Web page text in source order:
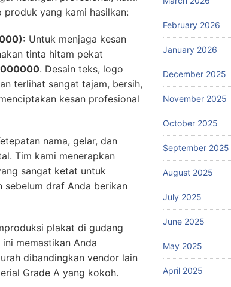
yang kami hasilkan:
Untuk menjaga kesan
tinta hitam pekat
. Desain teks, logo
terlihat sangat tajam, bersih,
kesan profesional
nama, gelar, dan
Tim kami menerapkan
sangat ketat untuk
sebelum draf Anda berikan
plakat di gudang
memastikan Anda
dibandingkan vendor lain
Grade A yang kokoh.
February 2026
January 2026
December 2025
November 2025
October 2025
September 2025
August 2025
July 2025
June 2025
May 2025
April 2025